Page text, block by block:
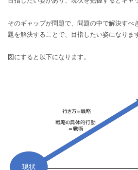
そのギャップが問題で、問題の中で解決すべ
題を解決することで、目指したい姿になりま
図にすると以下になります。